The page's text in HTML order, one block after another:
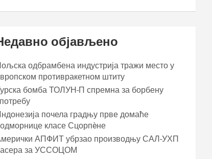
објављено
одбрамбена индустрија тражи место у
противракетном штиту
бомба ТОЛУН-П спремна за борбену
почела градњу прве домаће
класе Сцорпèне
АПФИТ убрзао производњу САЛ-УХП
за УССОЦОМ